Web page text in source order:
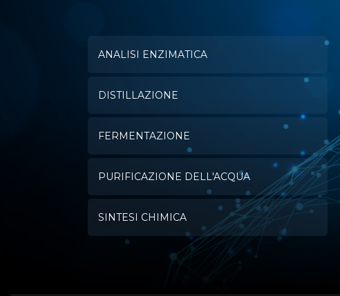
ANALISI ENZIMATICA
DISTILLAZIONE
FERMENTAZIONE
PURIFICAZIONE DELL'ACQUA
SINTESI CHIMICA